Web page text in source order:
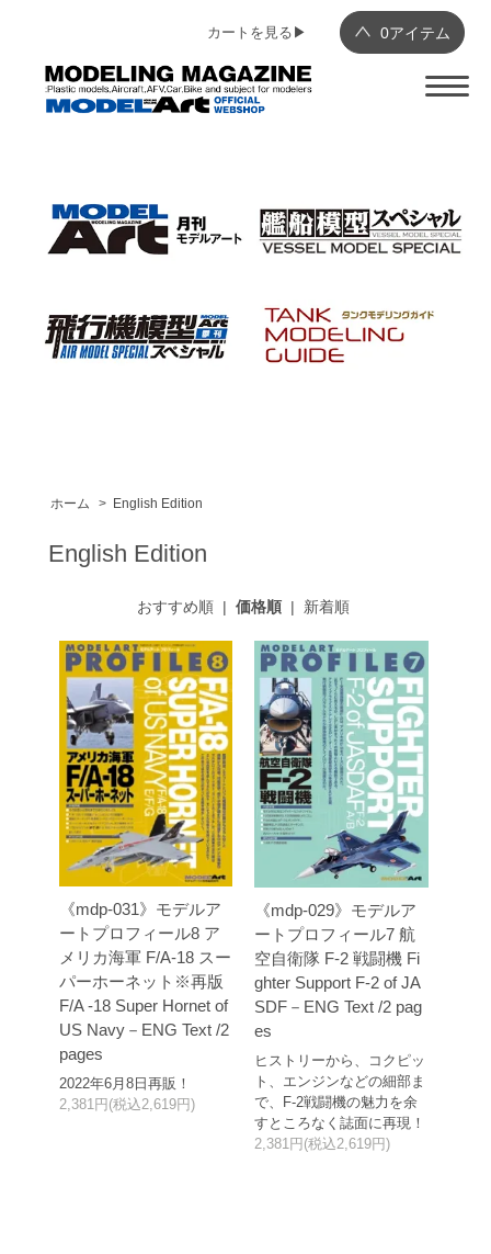
0アイテム
カートを見る▶︎
ホーム > English Edition
English Edition
おすすめ順 |価格順 | 新着順
《mdp-031》モデルア
ートプロフィール8 ア
メリカ海軍 F/A-18 スー
パーホーネット※再版
F/A -18 Super Hornet of
US Navy－ENG Text /2
pages
2022年6月8日再販！
2,381円(税込2,619円)
《mdp-029》モデルア
ートプロフィール7 航
空自衛隊 F-2 戦闘機 Fi
ghter Support F-2 of JA
SDF－ENG Text /2 pag
es
ヒストリーから、コクピッ
ト、エンジンなどの細部ま
で、F-2戦闘機の魅力を余
すところなく誌面に再現！
2,381円(税込2,619円)